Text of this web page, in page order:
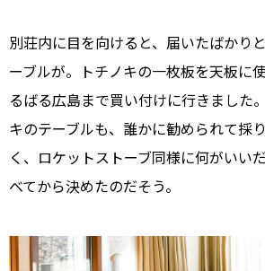
別荘内に目を向けると、届いたばかり
ーブルが。トチノキの一枚板を天板に
るばる広島まで買い付けに行きました
キのテーブルも、誰かに勧められて採
く、ロケットストーブ同様に何がいい
べてから決めたのだそう。